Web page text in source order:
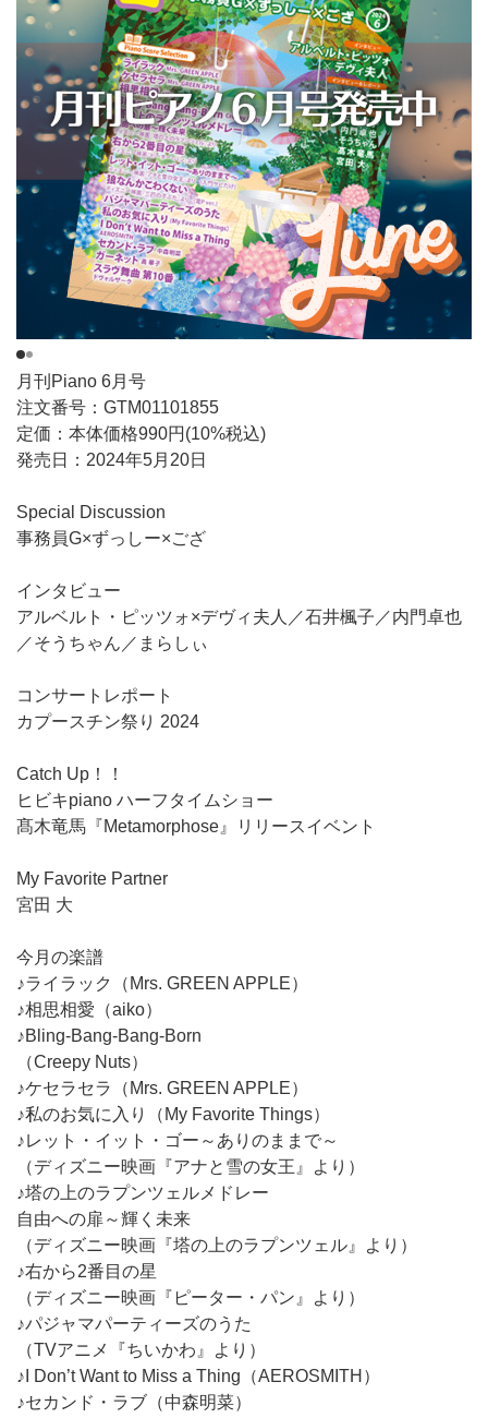
月刊Piano 6月号
注文番号：GTM01101855
定価：本体価格990円(10%税込)
発売日：2024年5月20日
Special Discussion
事務員G×ずっしー×ござ
インタビュー
アルベルト・ピッツォ×デヴィ夫人／石井楓子／内門卓也
／そうちゃん／まらしぃ
コンサートレポート
カプースチン祭り 2024
Catch Up！！
ヒビキpiano ハーフタイムショー
髙木竜馬『Metamorphose』リリースイベント
My Favorite Partner
宮田 大
今月の楽譜
♪ライラック（Mrs. GREEN APPLE）
♪相思相愛（aiko）
♪Bling-Bang-Bang-Born
（Creepy Nuts）
♪ケセラセラ（Mrs. GREEN APPLE）
♪私のお気に入り（My Favorite Things）
♪レット・イット・ゴー～ありのままで～
（ディズニー映画『アナと雪の女王』より）
♪塔の上のラプンツェルメドレー
自由への扉～輝く未来
（ディズニー映画『塔の上のラプンツェル』より）
♪右から2番目の星
（ディズニー映画『ピーター・パン』より）
♪パジャマパーティーズのうた
（TVアニメ『ちいかわ』より）
♪I Don’t Want to Miss a Thing（AEROSMITH）
♪セカンド・ラブ（中森明菜）